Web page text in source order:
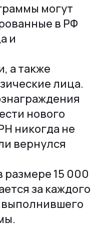
могут
в РФ
и
а также
лица.
нового
никогда не
вернулся
размере 15 000
за каждого